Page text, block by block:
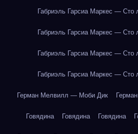
Габриэль Гарсиа Маркес — Сто
Габриэль Гарсиа Маркес — Сто
Габриэль Гарсиа Маркес — Сто
Габриэль Гарсиа Маркес — Сто
Герман Мелвилл — Моби Дик
Говядина Говядина Говядина